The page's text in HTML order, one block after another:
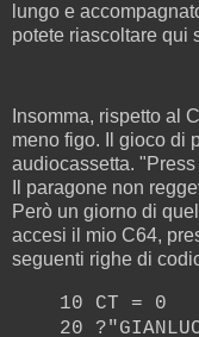
lungo e
potete riascoltare qui
Insomma, rispetto al
meno figo. Il gioco di
audiocassetta.
Il paragone non
Però un giorno di
accesi il mio C64,
seguenti righe di
10 CT = 0
20